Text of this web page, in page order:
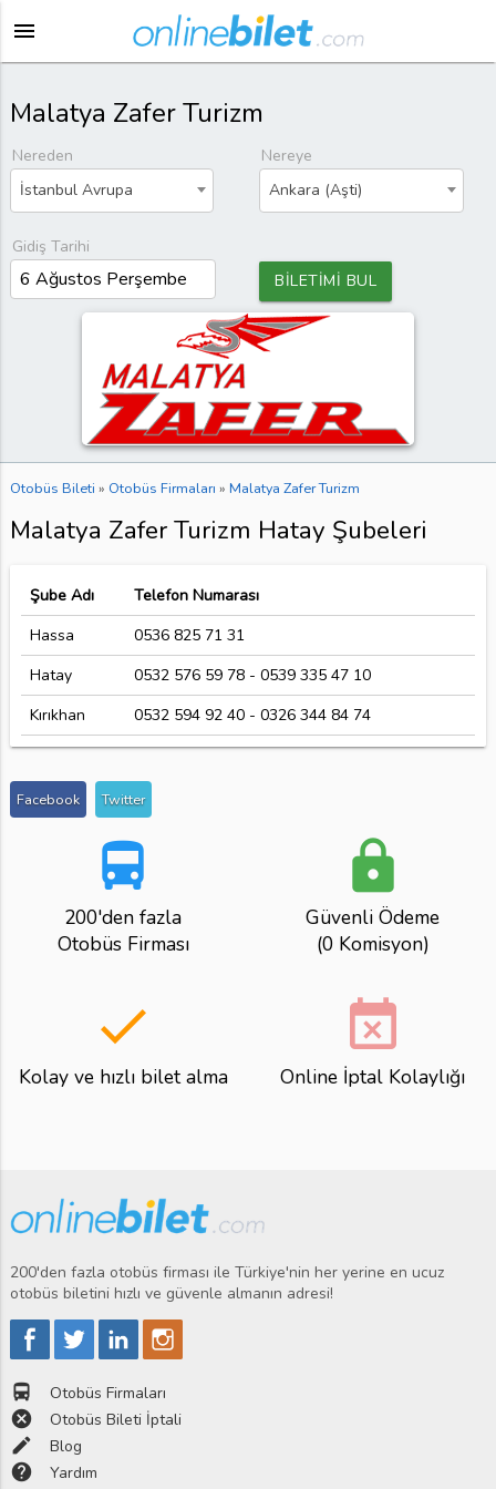
menu
Malatya Zafer Turizm
Nereden
İstanbul Avrupa
Nereye
Ankara (Aşti)
Gidiş Tarihi
BİLETİMİ BUL
Otobüs Bileti » Otobüs Firmaları » Malatya Zafer Turizm
Malatya Zafer Turizm Hatay Şubeleri
Şube Adı
Telefon Numarası
Hassa
0536 825 71 31
Hatay
0532 576 59 78 - 0539 335 47 10
Kırıkhan
0532 594 92 40 - 0326 344 84 74
Facebook Twitter
directions_bus
200'den fazla
Otobüs Firması
lock
Güvenli Ödeme
(0 Komisyon)
done
Kolay ve hızlı bilet alma
event_busy
Online İptal Kolaylığı
200'den fazla otobüs firması ile Türkiye'nin her yerine en ucuz
otobüs biletini hızlı ve güvenle almanın adresi!
directions_bus Otobüs Firmaları
cancel Otobüs Bileti İptali
edit Blog
help Yardım